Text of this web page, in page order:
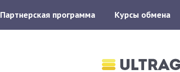
Партнерская программа Курсы обмена